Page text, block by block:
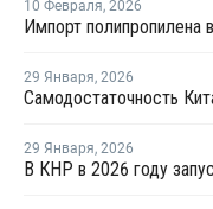
10 Февраля, 2026
Импорт полипропилена
29 Января, 2026
29 Января, 2026